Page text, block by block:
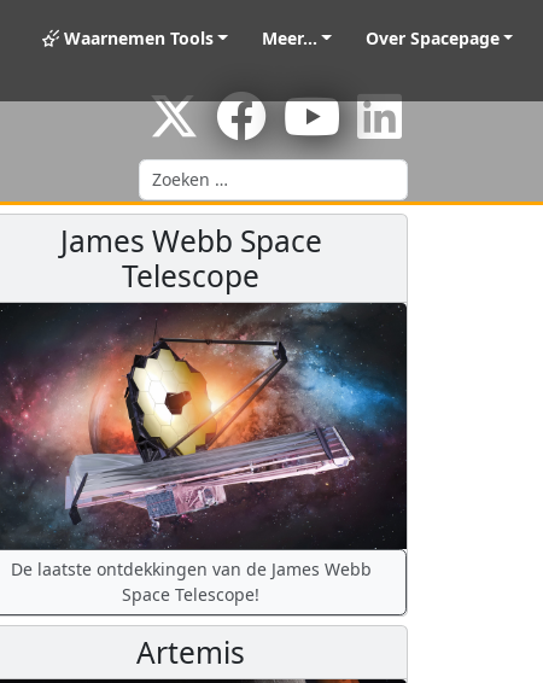
Waarnemen Tools Meer... Over Spacepage
Zoeken
James Webb Space
Telescope
De laatste ontdekkingen van de James Webb
Space Telescope!
Artemis